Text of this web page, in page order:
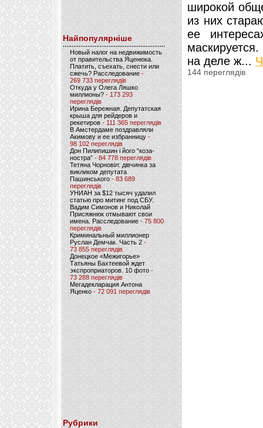
Найпопулярніше
Новый налог на недвижимость
от правительства Яценюка.
Платить, съехать, снести или
сжечь? Расследование-
269 733 переглядів
Откуда у Олега Ляшко
миллионы? - 173 293
переглядів
Ирина Бережная. Депутатская
крыша для рейдеров и
рекетиров - 111 365 переглядів
В Амстердаме поздравляли
Акимову и ее избранницу -
98 102 переглядів
Дон Пилипишин і його “коза-
ностра” - 84 778 переглядів
Тетяна Чорновіл: дівчинка за
викликом депутата
Пашинського- 83 689
переглядів
УНИАН за $12 тысяч удалил
статью про митинг под СБУ.
Вадим Симонов и Николай
Присяжнюк отмывают свои
имена. Расследование - 75 800
переглядів
Криминальный миллионер
Руслан Демчак. Часть 2-
73 855 переглядів
Донецкое «Межигорье»
Татьяны Бахтеевой ждет
экспроприаторов. 10 фото -
73 288 переглядів
Мегадекларация Антона
Яценко - 72 091 переглядів
Рубрики
широкой
из них
ее
на деле ж...
144 переглядів